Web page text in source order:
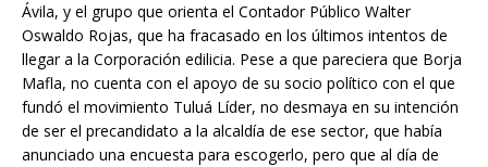
Ávila, y el grupo que orienta el Contador Público Walter
Oswaldo Rojas, que ha fracasado en los últimos intentos de
llegar a la Corporación edilicia. Pese a que pareciera que Borja
Mafla, no cuenta con el apoyo de su socio político con el que
fundó el movimiento Tuluá Líder, no desmaya en su intención
de ser el precandidato a la alcaldía de ese sector, que había
anunciado una encuesta para escogerlo, pero que al día de